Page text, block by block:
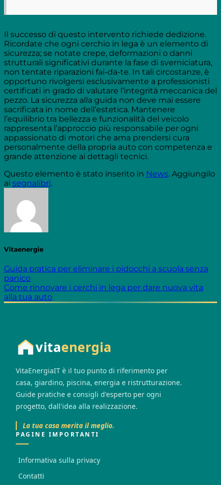
Il successo di questo intervento richiede dedizione.
Ricordate che ogni cerchio in lega è un elemento di
sicurezza; se notate crepe, deformazioni o danni
strutturali significativi durante la fase di sverniciatura,
non tentate riparazioni fai-da-te. In tali circostanze, è
opportuno rivolgersi esclusivamente a professionisti
certificati in grado di valutare l’integrità meccanica del
pezzo. La sicurezza alla guida non deve mai essere
sacrificata in nome dell’estetica. Mantenere
l’equilibrio tra bellezza e funzionalità del veicolo
rappresenta l’approccio più responsabile per ogni
appassionato di motori che ama prendersi cura
personalmente della propria auto con competenza e
grande attenzione ai dettagli tecnici.
Questo elemento è stato inserito in News. Aggiungilo
ai segnalibri.
Vitaenergie
Guida pratica per eliminare i pidocchi a scuola senza
panico
Come rinnovare i cerchi in lega per dare nuova vita
alla tua auto
vitaenergia
VitaEnergiaIT è il tuo punto di riferimento per
casa, giardino, piscina, energia e ristrutturazione.
Guide pratiche e consigli d'esperto per ogni
progetto, dall'idea alla realizzazione.
La tua casa merita il meglio.
PAGINE IMPORTANTI
Informativa sulla privacy
Contatti